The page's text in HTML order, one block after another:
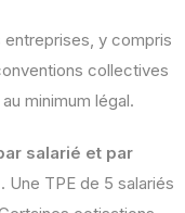
y compris
collectives
minimum légal.
salarié et par
TPE de 5 salariés